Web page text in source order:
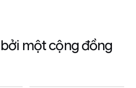
một cộng đồng